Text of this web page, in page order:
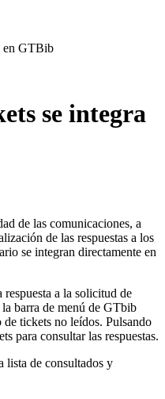
en GTBib
se integra
de las comunicaciones, a
de las respuestas a los
se integran directamente en
a la solicitud de
barra de menú de GTbib
tickets no leídos. Pulsando
para consultar las respuestas.
lista de consultados y